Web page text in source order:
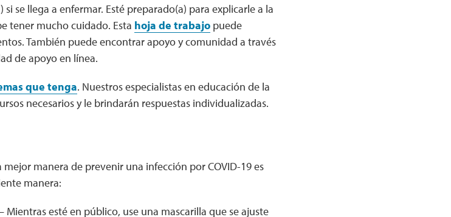
se llega a enfermar. Esté preparado(a) para explicarle a la
tener mucho cuidado. Esta hoja de trabajopuede
También puede encontrar apoyo y comunidad a través
de apoyo en línea.
que tenga. Nuestros especialistas en educación de la
necesarios y le brindarán respuestas individualizadas.
manera de prevenir una infección por COVID-19 es
manera:
Mientras esté en público, use una mascarilla que se ajuste